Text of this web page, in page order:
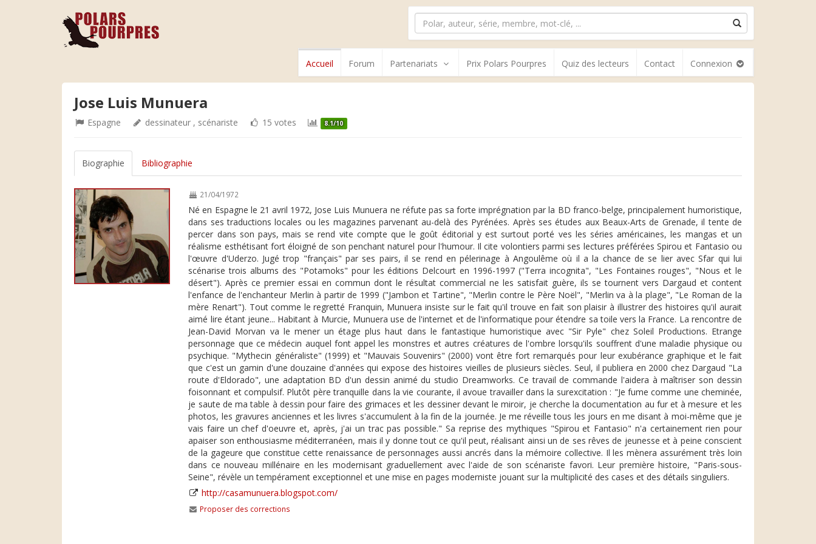
Accueil Forum Partenariats Prix Polars Pourpres Quiz des lecteurs Contact Connexion
Jose Luis Munuera
Espagne dessinateur , scénariste 15 votes 8.1/10
Biographie Bibliographie
21/04/1972
Né en Espagne le 21 avril 1972, Jose Luis Munuera ne réfute pas sa forte imprégnation par la BD franco-belge, principalement humoristique,
dans ses traductions locales ou les magazines parvenant au-delà des Pyrénées. Après ses études aux Beaux-Arts de Grenade, il tente de
percer dans son pays, mais se rend vite compte que le goût éditorial y est surtout porté ves les séries américaines, les mangas et un
réalisme esthétisant fort éloigné de son penchant naturel pour l'humour. Il cite volontiers parmi ses lectures préférées Spirou et Fantasio ou
l'œuvre d'Uderzo. Jugé trop "français" par ses pairs, il se rend en pélerinage à Angoulême où il a la chance de se lier avec Sfar qui lui
scénarise trois albums des "Potamoks" pour les éditions Delcourt en 1996-1997 ("Terra incognita", "Les Fontaines rouges", "Nous et le
désert"). Après ce premier essai en commun dont le résultat commercial ne les satisfait guère, ils se tournent vers Dargaud et content
l'enfance de l'enchanteur Merlin à partir de 1999 ("Jambon et Tartine", "Merlin contre le Père Noël", "Merlin va à la plage", "Le Roman de la
mère Renart"). Tout comme le regretté Franquin, Munuera insiste sur le fait qu'il trouve en fait son plaisir à illustrer des histoires qu'il aurait
aimé lire étant jeune... Habitant à Murcie, Munuera use de l'internet et de l'informatique pour étendre sa toile vers la France. La rencontre de
Jean-David Morvan va le mener un étage plus haut dans le fantastique humoristique avec "Sir Pyle" chez Soleil Productions. Etrange
personnage que ce médecin auquel font appel les monstres et autres créatures de l'ombre lorsqu'ils souffrent d'une maladie physique ou
psychique. "Mythecin généraliste" (1999) et "Mauvais Souvenirs" (2000) vont être fort remarqués pour leur exubérance graphique et le fait
que c'est un gamin d'une douzaine d'années qui expose des histoires vieilles de plusieurs siècles. Seul, il publiera en 2000 chez Dargaud "La
route d'Eldorado", une adaptation BD d'un dessin animé du studio Dreamworks. Ce travail de commande l'aidera à maîtriser son dessin
foisonnant et compulsif. Plutôt père tranquille dans la vie courante, il avoue travailler dans la surexcitation : "Je fume comme une cheminée,
je saute de ma table à dessin pour faire des grimaces et les dessiner devant le miroir, je cherche la documentation au fur et à mesure et les
photos, les gravures anciennes et les livres s'accumulent à la fin de la journée. Je me réveille tous les jours en me disant à moi-même que je
vais faire un chef d'oeuvre et, après, j'ai un trac pas possible." Sa reprise des mythiques "Spirou et Fantasio" n'a certainement rien pour
apaiser son enthousiasme méditerranéen, mais il y donne tout ce qu'il peut, réalisant ainsi un de ses rêves de jeunesse et à peine conscient
de la gageure que constitue cette renaissance de personnages aussi ancrés dans la mémoire collective. Il les mènera assurément très loin
dans ce nouveau millénaire en les modernisant graduellement avec l'aide de son scénariste favori. Leur première histoire, "Paris-sous-
Seine", révèle un tempérament exceptionnel et une mise en pages moderniste jouant sur la multiplicité des cases et des détails singuliers.
http://casamunuera.blogspot.com/
Proposer des corrections